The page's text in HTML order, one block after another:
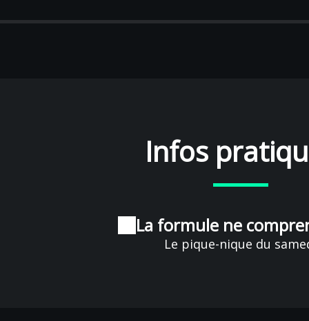
Infos
La formule ne
Le pique-nique du